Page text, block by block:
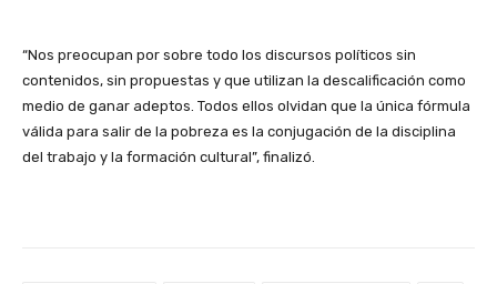
“Nos preocupan por sobre todo los discursos políticos sin
contenidos, sin propuestas y que utilizan la descalificación como
medio de ganar adeptos. Todos ellos olvidan que la única fórmula
válida para salir de la pobreza es la conjugación de la disciplina
del trabajo y la formación cultural”, finalizó.